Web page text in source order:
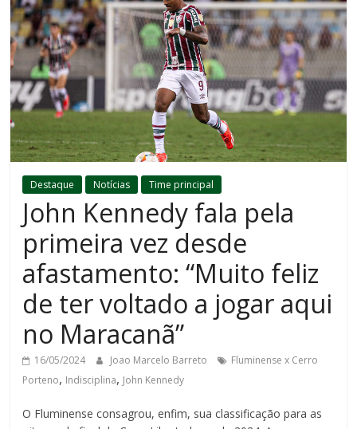
Destaque Notícias Time principal
John Kennedy fala pela
primeira vez desde
afastamento: “Muito feliz
de ter voltado a jogar aqui
no Maracanã”
16/05/2024 Joao Marcelo Barreto
Fluminense x Cerro
Porteno, Indisciplina, John Kennedy
O Fluminense consagrou, enfim, sua classificação para as